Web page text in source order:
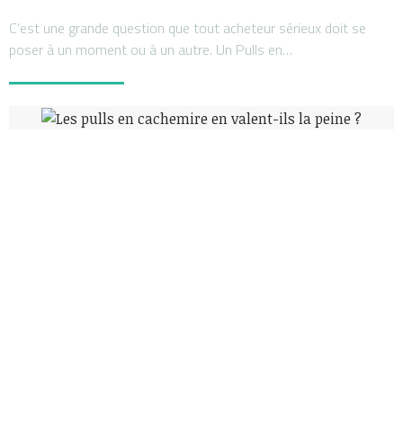
C’est une grande question que tout acheteur sérieux doit se
poser à un moment ou à un autre. Un Pulls en…